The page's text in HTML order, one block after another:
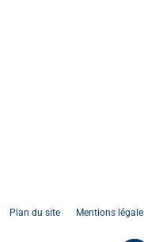
Plan du site Mentions